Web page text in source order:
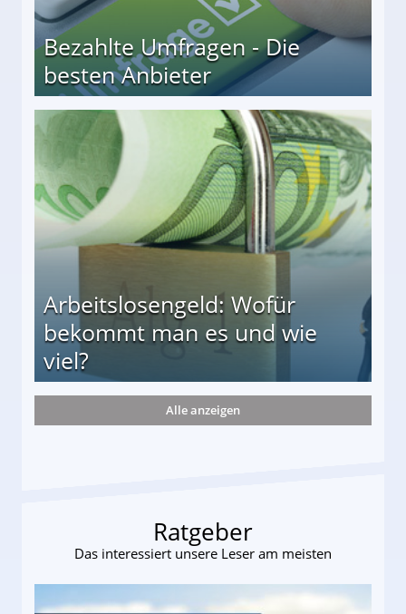
Bezahlte Umfragen - Die
besten Anbieter
Arbeitslosengeld: Wofür
bekommt man es und wie
viel?
und wie viel?
Alle anzeigen
Ratgeber
Das interessiert unsere Leser am meisten